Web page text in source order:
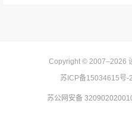
Copyright © 2007–2026
苏ICP备15034615号-2
苏公网安备